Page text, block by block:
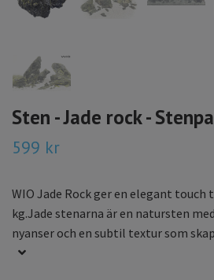
Sten - Jade rock -
599 kr
WIO Jade Rock ger en elegant
kg.Jade stenarna är en natursten
nyanser och en subtil textur som